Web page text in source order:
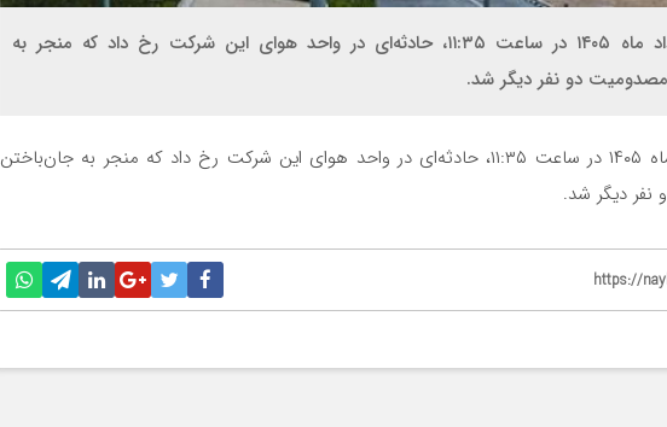
ظهر امروز چهارشنبه ۶ خرداد ماه ۱۴۰۵ در ساعت ۱۱:۳۵، حادثه‌ای در واحد هوای این شرکت رخ داد که منجر به
مصدومیت دو نفر دیگر شد.
ظهر امروز چهارشنبه ۶ خرداد ماه ۱۴۰۵ در ساعت ۱۱:۳۵، حادثه‌ای در واحد هوای این شرکت رخ داد که منجر به جان‌باختن
نفر دیگر شد.
https://